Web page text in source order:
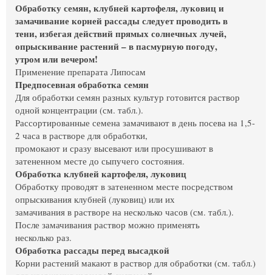
Обработку семян, клубней картофеля, луковиц и
замачивание корней рассады следует проводить в
тени, избегая действий прямых солнечных лучей,
опрыскивание растений – в пасмурную погоду,
утром или вечером!
Применение препарата Липосам
Предпосевная обработка семян
Для обработки семян разных культур готовится раствор
одной концентрации (см. табл.).
Рассортированные семена замачивают в день посева на 1,5-
2 часа в растворе для обработки,
промокают и сразу высевают или просушивают в
затененном месте до сыпучего состояния.
Обработка клубней картофеля, луковиц
Обработку проводят в затененном месте посредством
опрыскивания клубней (луковиц) или их
замачивания в растворе на несколько часов (см. табл.).
После замачивания раствор можно применять
несколько раз.
Обработка рассады перед высадкой
Корни растений макают в раствор для обработки (см. табл.)